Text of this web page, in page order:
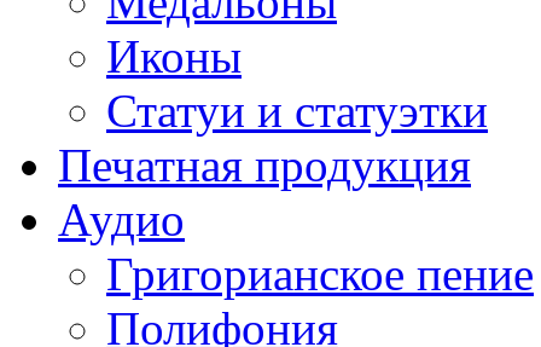
Иконы
Статуи и статуэтки
Печатная продукция
Аудио
Григорианское пение
Полифония